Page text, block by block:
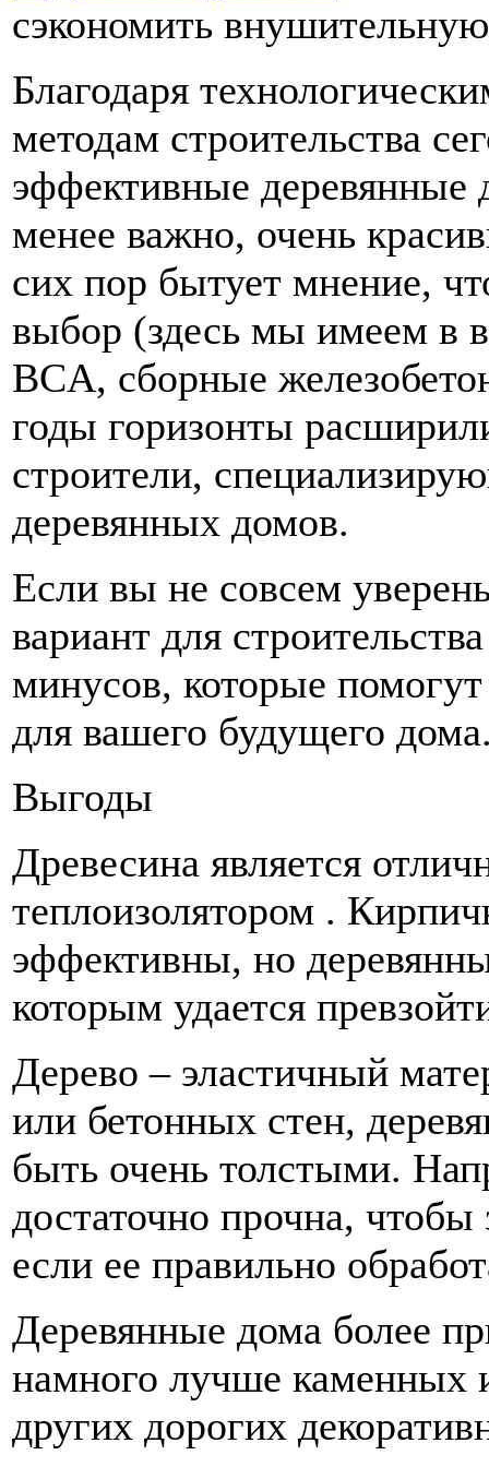
сэкономить
Благодаря
методам строительства
эффективные деревянные
менее важно, очень
сих пор бытует мнение,
выбор (здесь мы имеем в
BCA, сборные
годы горизонты
строители,
деревянных домов.
Если вы не совсем
вариант для
минусов, которые
для вашего будущего
Выгоды
Древесина является
теплоизолятором .
эффективны, но
которым удается
Дерево – эластичный
или бетонных стен,
быть очень толстыми.
достаточно прочна,
если ее правильно
Деревянные дома более
намного лучше каменных
других дорогих